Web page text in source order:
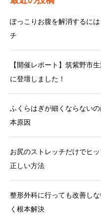
ぽっこりお腹を解消するに
チ
【開催レポート】筑紫野市
に登壇しました！
ふくらはぎが細くならない
本原因
お尻のストレッチだけでヒ
正しい方法
整形外科に行っても改善し
く根本解決